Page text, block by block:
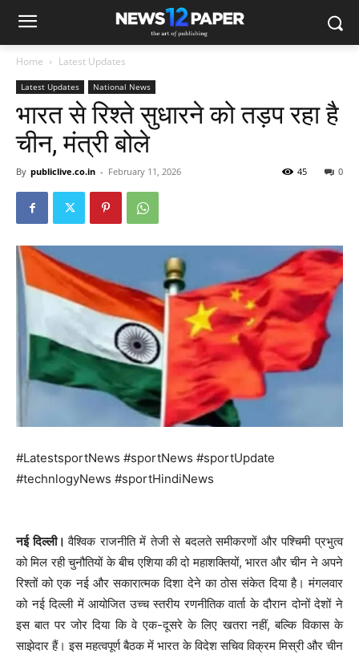
Home Latest Updates
Latest Updates National News
भारत से रिश्ते सुधारने को तड़प रहा है
चीन, मंत्री बोले
By publiclive.co.in - February 11, 2026 0
45
#LatestsportNews #sportNews #sportUpdate
#technlogyNews #sportHindiNews
नई दिल्ली।वैश्विक राजनीति में तेजी से बदलते समीकरणों और पश्चिमी प्रभुत्व
को मिल रही चुनौतियों के बीच एशिया की दो महाशक्तियों, भारत और चीन ने अपने
रिश्तों को एक नई और सकारात्मक दिशा देने का ठोस संकेत दिया है। मंगलवार
को नई दिल्ली में आयोजित उच्च स्तरीय रणनीतिक वार्ता के दौरान दोनों देशों ने
इस बात पर जोर दिया कि वे एक-दूसरे के लिए खतरा नहीं, बल्कि विकास के
साझेदार हैं। इस महत्वपूर्ण बैठक में भारत के विदेश सचिव विक्रम मिस्री और चीन